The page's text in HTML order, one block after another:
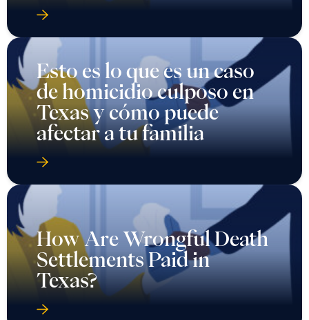
Esto es lo que es un caso
de homicidio culposo en
Texas y cómo puede
afectar a tu familia
How Are Wrongful Death
Settlements Paid in
Texas?